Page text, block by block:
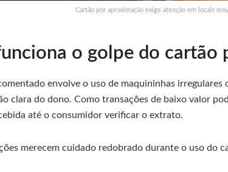
Cartão por aproximação exige atenção em locais
o golpe do cartão
envolve o uso de maquininhas
clara do dono. Como transações de baixo valor
até o consumidor verificar o extrato.
merecem cuidado redobrado durante o uso do